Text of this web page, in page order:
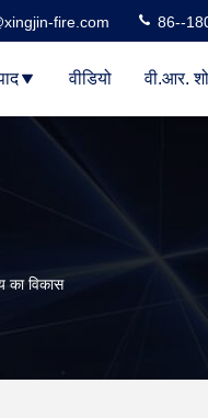
fire.com 86--
वीडियो वी.आर. शो
का विकास